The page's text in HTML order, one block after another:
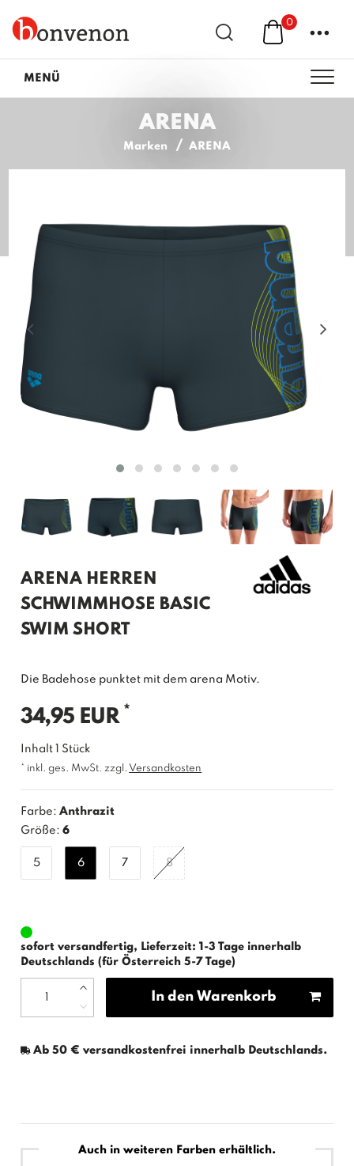
0 ...
MENÜ
ARENA
Marken ARENA
ARENA HERREN
SCHWIMMHOSE BASIC
SWIM SHORT
Die Badehose punktet mit dem arena Motiv.
34,95 EUR *
Inhalt1Stück
* inkl. ges. MwSt. zzgl. Versandkosten
Farbe:Anthrazit
Größe: 6
5 6 7 8
sofort versandfertig, Lieferzeit: 1-3 Tage innerhalb
Deutschlands (für Österreich 5-7 Tage)
In den Warenkorb
Ab 50 € versandkostenfrei innerhalb Deutschlands.
Auch in weiteren Farben erhältlich.